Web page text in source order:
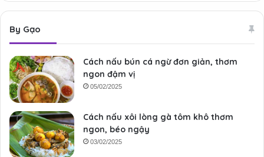
By Gạo
Cách nấu bún cá ngừ đơn giản, thơm
ngon đậm vị
05/02/2025
Cách nấu xôi lòng gà tôm khô thơm
ngon, béo ngậy
03/02/2025